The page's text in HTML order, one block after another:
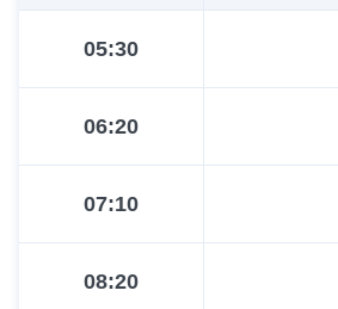
05:30
06:20
07:10
08:20